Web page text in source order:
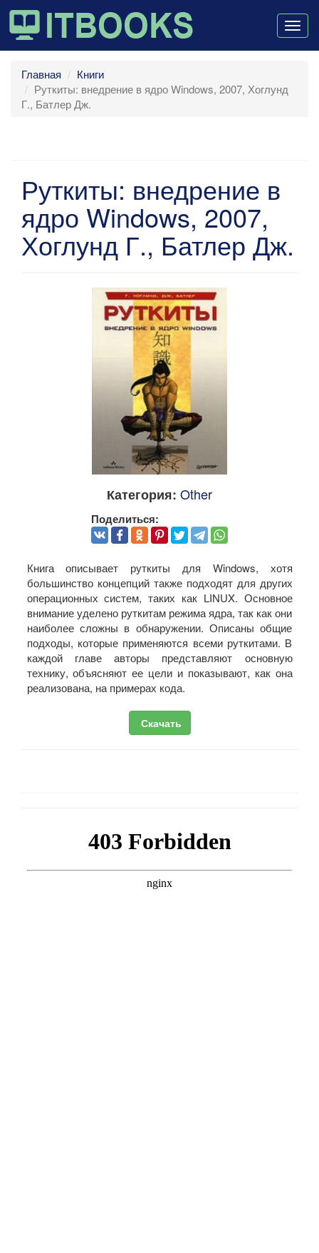
Главная
Книги
Руткиты: внедрение в ядро Windows, 2007, Хоглунд
Г., Батлер Дж.
Руткиты: внедрение в
ядро Windows, 2007,
Хоглунд Г., Батлер Дж.
Категория: Other
Поделиться:
Книга описывает руткиты для Windows, хотя
большинство концепций также подходят для других
операционных систем, таких как LINUX. Основное
внимание уделено руткитам режима ядра, так как они
наиболее сложны в обнаружении. Описаны общие
подходы, которые применяются всеми руткитами. В
каждой главе авторы представляют основную
технику, объясняют ее цели и показывают, как она
реализована, на примерах кода.
Скачать